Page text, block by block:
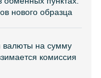
нового образца
валюты на сумму
комиссия